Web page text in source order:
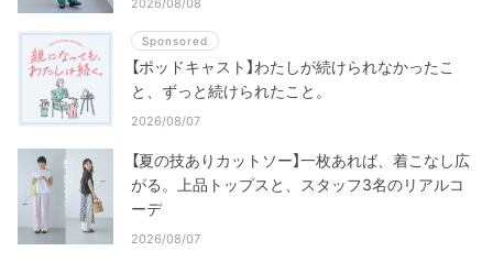
Sponsored
【ポッドキャスト】わたしが続けられなかったこ
と、ずっと続けられたこと。
2026/08/07
【夏の技ありカットソー】一枚あれば、着こなし広
がる。上品トップスと、スタッフ3名のリアルコ
ーデ
2026/08/07